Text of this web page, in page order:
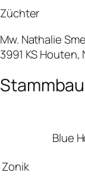
Züchter
Mw. Nathalie
3991 KS
Zonik
Blue